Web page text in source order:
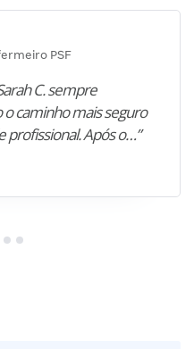
PSF
C. sempre
caminho mais seguro
profissional. Após o…”